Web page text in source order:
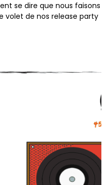
se dire que nous faisons
volet de nos release party